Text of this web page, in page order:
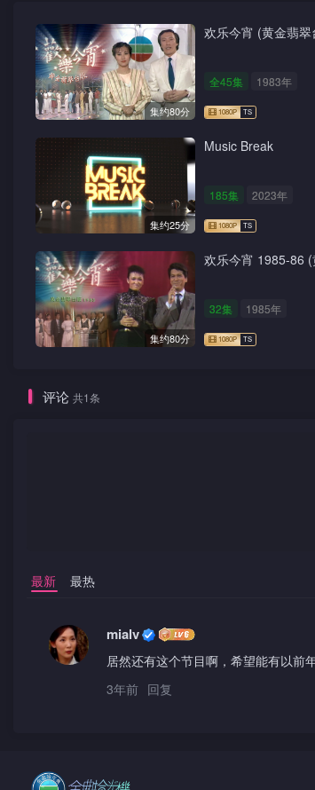
集约80分
欢乐今宵 (黄金翡翠
全45集 1983年
集约25分
Music Break
185集 2023年
集约80分
欢乐今宵 1985-86
32集 1985年
评论 共1条
最新 最热
mialv
居然还有这个节目啊，希望能有以前年
3年前 回复